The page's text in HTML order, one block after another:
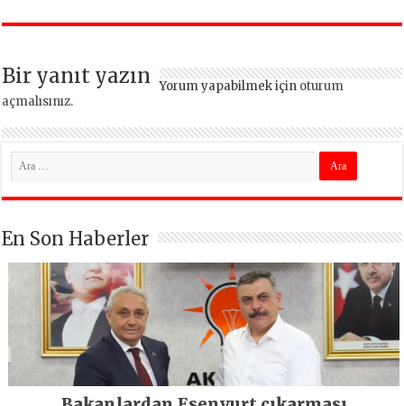
Bir yanıt yazın Yorum yapabilmek için oturum
açmalısınız.
En Son Haberler